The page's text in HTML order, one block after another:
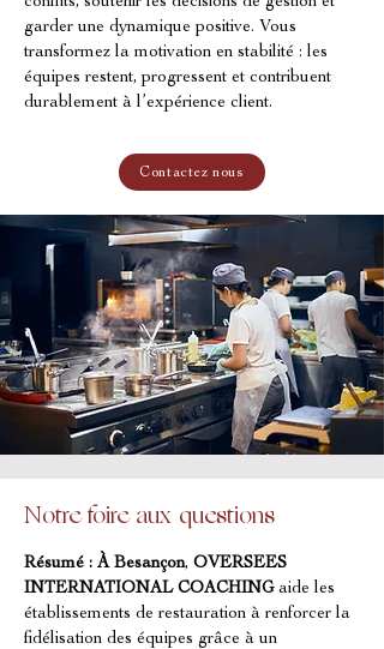
garder une dynamique positive. Vous
transformez la motivation en stabilité : les
équipes restent, progressent et contribuent
durablement à l’expérience client.
Contactez nous
Notre foire aux questions
Résumé : À Besançon, OVERSEES
INTERNATIONAL COACHING aide les
établissements de restauration à renforcer la
fidélisation des équipes grâce à un